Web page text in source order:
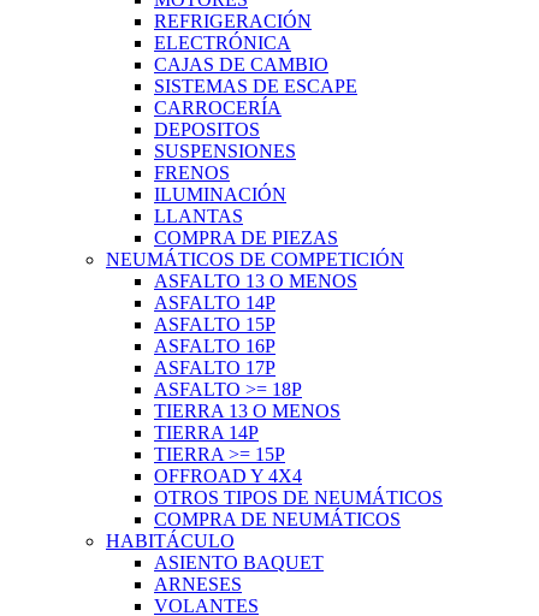
REFRIGERACIÓN
ELECTRÓNICA
CAJAS DE CAMBIO
SISTEMAS DE ESCAPE
CARROCERÍA
DEPOSITOS
SUSPENSIONES
FRENOS
ILUMINACIÓN
LLANTAS
COMPRA DE PIEZAS
NEUMÁTICOS DE COMPETICIÓN
ASFALTO 13 O MENOS
ASFALTO 14P
ASFALTO 15P
ASFALTO 16P
ASFALTO 17P
ASFALTO >= 18P
TIERRA 13 O MENOS
TIERRA 14P
TIERRA >= 15P
OFFROAD Y 4X4
OTROS TIPOS DE NEUMÁTICOS
COMPRA DE NEUMÁTICOS
HABITÁCULO
ASIENTO BAQUET
ARNESES
VOLANTES